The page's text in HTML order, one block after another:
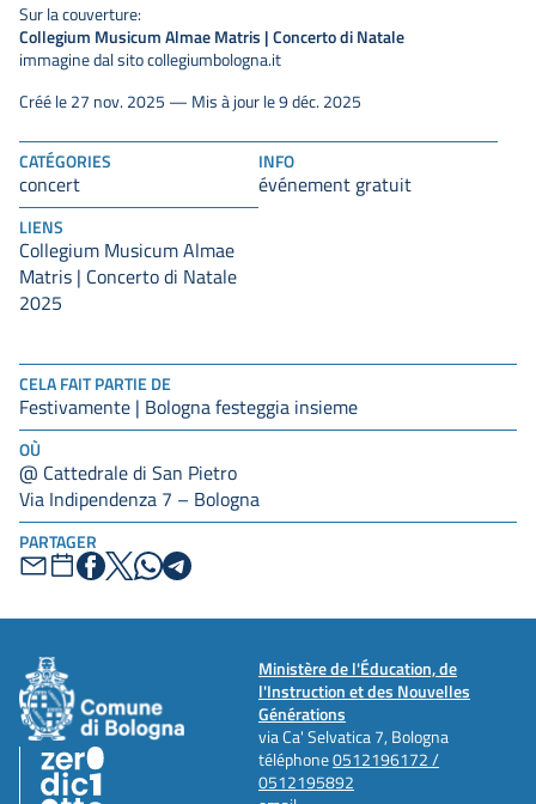
CELA FAIT PARTIE DE
Festivamente | Bologna festeggia insieme
OÙ
@ Cattedrale di San Pietro
Via Indipendenza 7 – Bologna
PARTAGER
CATÉGORIES
concert
INFO
événement gratuit
LIENS
Collegium Musicum Almae
Matris | Concerto di Natale
2025
Sur la couverture:
Collegium Musicum Almae Matris | Concerto di Natale
immagine dal sito collegiumbologna.it
Créé le 27 nov. 2025 — Mis à jour le 9 déc. 2025
Ministère de l'Éducation, de
l'Instruction et des Nouvelles
Générations
via Ca' Selvatica 7, Bologna
téléphone0512196172 /
0512195892